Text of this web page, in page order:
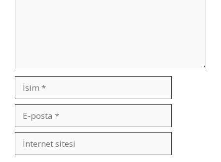
İsim
posta
İnternet
sitesi